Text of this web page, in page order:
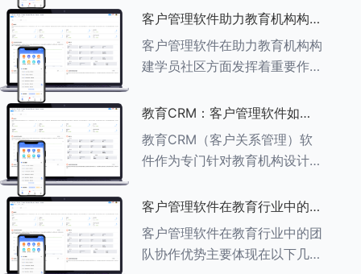
促进家校合作的关键。以下将详
细探讨如何通过教育行业的客户
管理软件来提升家长的参与度。
###
客户管理软件助力教育机构构建
学员社区
客户管理软件在助力教育机构构
建学员社区方面发挥着重要作
述其助力作用： ###一、学员
信息管理 客户管理软件具备强
大的学员信息管理功能，能够集
中存储
教育CRM：客户管理软件如何
增强教育品牌影响力
教育CRM（客户关系管理）软
件作为专门针对教育机构设计的
影响力方面发挥着重要作用。以
下详细分析教育CRM软件如何
助力提升教育品牌影响力：
###一、
客户管理软件在教育行业中的团
队协作优势
客户管理软件在教育行业中的团
队协作优势主要体现在以下几个